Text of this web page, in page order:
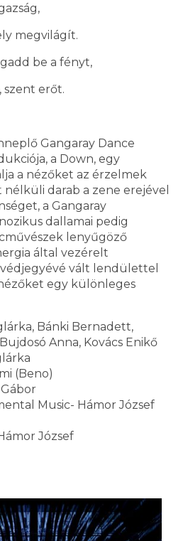
megvilágít.
be a fényt,
szent erőt.
Gangaray Dance
a Down, egy
a nézőket az érzelmek
darab a zene erejével
a Gangaray
dallamai pedig
lenyűgöző
által vezérelt
vált lendülettel
egy különleges
Bánki Bernadett,
Anna, Kovács Enikő
(Beno)
Music- Hámor József
József